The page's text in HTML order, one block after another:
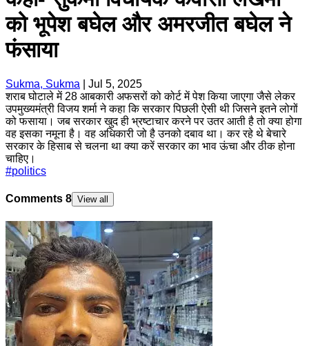
को भूपेश बघेल और अमरजीत बघेल ने
फंसाया
Sukma, Sukma
Jul 5, 2025
शराब घोटाले में 28 आबकारी अफसरों को कोर्ट में पेश किया जाएगा जैसे लेकर
उपमुख्यमंत्री विजय शर्मा ने कहा कि सरकार पिछली ऐसी थी जिसने इतने लोगों
को फसाया। जब सरकार खुद ही भ्रष्टाचार करने पर उतर आती है तो क्या होगा
वह इसका नमूना है। वह अधिकारी जो है उनको दबाव था। कर रहे थे बेचारे
सरकार के हिसाब से चलना था क्या करें सरकार का भाव ऊंचा और ठीक होना
चाहिए।
#politics
Comments 8 View all